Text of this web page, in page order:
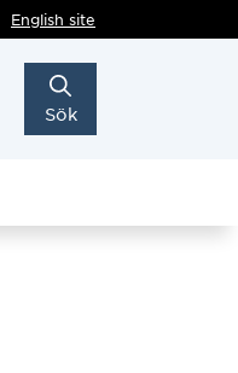
English site
Sök